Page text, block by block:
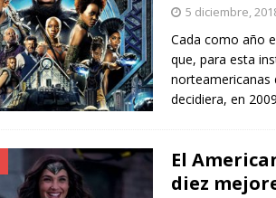
5 diciembre,
Cada como año
que, para esta
norteamericanas
decidiera, en
El
diez